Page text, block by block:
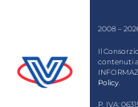
2008 –
Il
contenuti a
Policy
P. IVA: